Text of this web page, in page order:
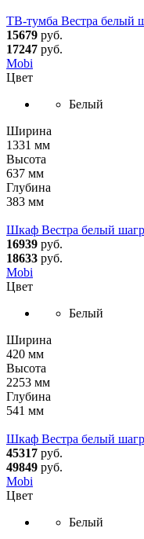
ТВ-тумба Вестра белый
15679 руб.
17247 руб.
Mobi
Цвет
Белый
Ширина
1331 мм
Высота
637 мм
Глубина
383 мм
Шкаф Вестра белый
16939 руб.
18633 руб.
Mobi
Цвет
Белый
Ширина
420 мм
Высота
2253 мм
Глубина
541 мм
Шкаф Вестра белый
45317 руб.
49849 руб.
Mobi
Цвет
Белый